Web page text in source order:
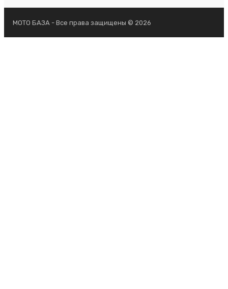
МОТО БАЗА - Все права защищены © 2026